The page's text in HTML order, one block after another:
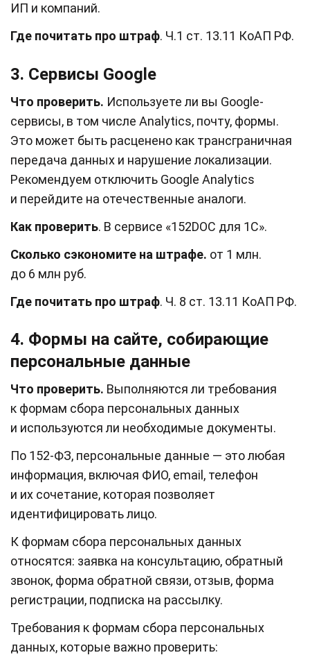
ИП и компаний.
Где почитать про штраф. Ч.1 ст. 13.11 КоАП РФ.
3. Сервисы Google
Что проверить. Используете ли вы Google-
сервисы, в том числе Analytics, почту, формы.
Это может быть расценено как трансграничная
передача данных и нарушение локализации.
Рекомендуем отключить Google Analytics
и перейдите на отечественные аналоги.
Как проверить. В сервисе «152DOC для 1С».
Сколько сэкономите на штрафе. от 1 млн.
до 6 млн руб.
Где почитать про штраф. Ч. 8 ст. 13.11 КоАП РФ.
4. Формы на сайте, собирающие
персональные данные
Что проверить. Выполняются ли требования
к формам сбора персональных данных
и используются ли необходимые документы.
По 152-ФЗ, персональные данные — это любая
информация, включая ФИО, email, телефон
и их сочетание, которая позволяет
идентифицировать лицо.
К формам сбора персональных данных
относятся: заявка на консультацию, обратный
звонок, форма обратной связи, отзыв, форма
регистрации, подписка на рассылку.
Требования к формам сбора персональных
данных, которые важно проверить: